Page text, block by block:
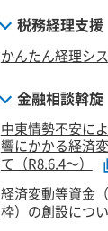
税務経理支援
かんたん経理シ
金融相談斡旋
中東情勢不安に
響にかかる経済
て（R8.6.4～）
経済変動等資金
枠）の創設につ